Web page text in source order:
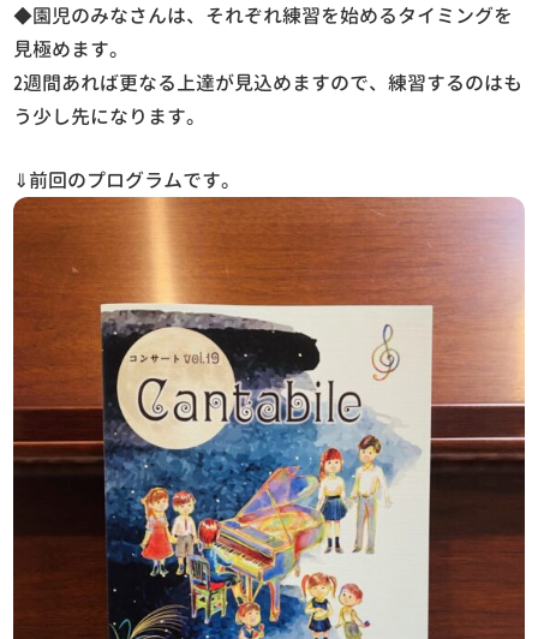
◆園児のみなさんは、それぞれ練習を始めるタイミングを
見極めます。
2週間あれば更なる上達が見込めますので、練習するのはも
う少し先になります。
⇓前回のプログラムです。